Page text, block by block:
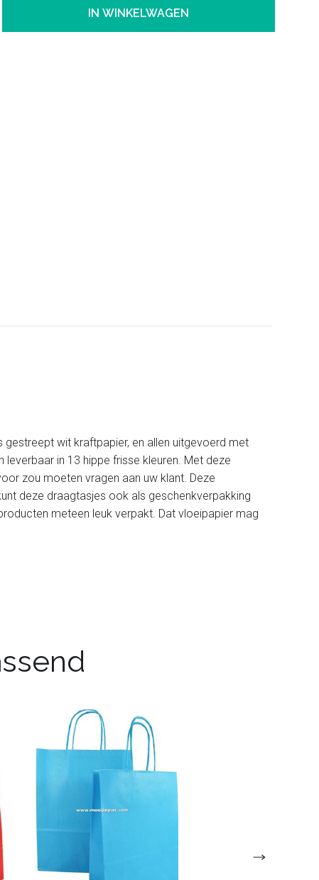
IN WINKELWAGEN
wit kraftpapier, en allen uitgevoerd met
in 13 hippe frisse kleuren. Met deze
zou moeten vragen aan uw klant. Deze
deze draagtasjes ook als geschenkverpakking
meteen leuk verpakt. Dat vloeipapier mag